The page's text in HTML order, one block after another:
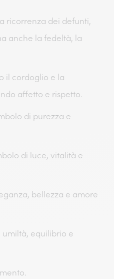
ricorrenza dei defunti,
anche la fedeltà, la
il cordoglio e la
affetto e rispetto.
di purezza e
di luce, vitalità e
bellezza e amore
umiltà, equilibrio e